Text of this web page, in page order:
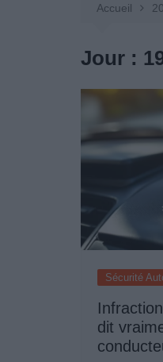
Entretien
Produits
Accueil
Jour :
Sécurité
dit